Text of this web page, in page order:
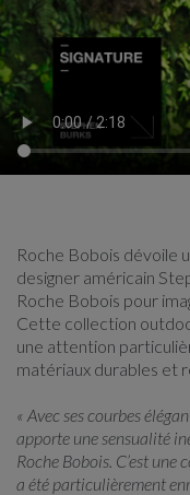
Roche Bobois dévoile
designer américain
Roche Bobois pour
Cette collection
une attention
matériaux durables et
« Avec ses courbes
apporte une sensualité
Roche Bobois. C’est
a été particulièrement